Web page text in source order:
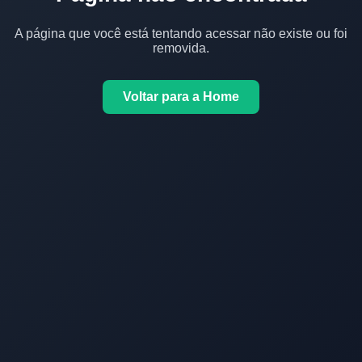
A página que você está tentando acessar não existe ou foi
removida.
Voltar para a Home